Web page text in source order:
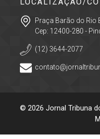
Praça Barão do Rio
Cep: 12400-280 -
(12) 3644-2077
© 2026 Jornal Tribuna